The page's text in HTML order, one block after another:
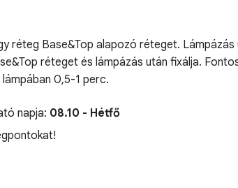
réteg Base&Top alapozó réteget.
réteget és lámpázás után fixálja.
0,5-1 perc.
napja: 08.10 - Hétfő